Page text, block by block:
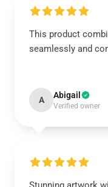
This product
seamlessly and
A Abigail
Verified owner